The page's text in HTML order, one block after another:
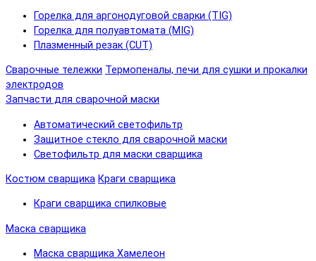
Горелка для аргонодуговой сварки (TIG)
Горелка для полуавтомата (MIG)
Плазменный резак (CUT)
Сварочные тележки Термопеналы, печи для сушки и прокалки
электродов
Запчасти для сварочной маски
Автоматический светофильтр
Защитное стекло для сварочной маски
Светофильтр для маски сварщика
Костюм сварщика Краги сварщика
Краги сварщика спилковые
Маска сварщика
Маска сварщика Хамелеон